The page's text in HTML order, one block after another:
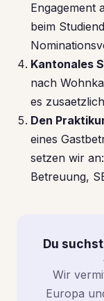
Engagement
beim
Kantonales
nach
es
Den
eines
setzen wir
Betreuung,
Du
Wir
Europa